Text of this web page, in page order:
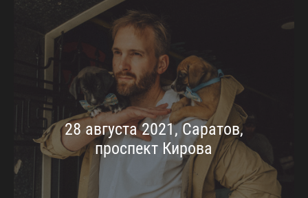
28 августа 2021, Саратов,
проспект Кирова